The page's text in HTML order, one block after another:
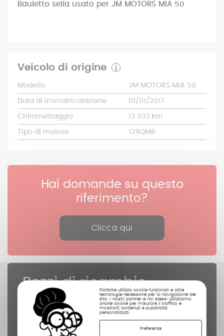
Partbike utilizza cookie funzionali e altre
tecnologie necessarie per la navigazione del
sito. I nostri partner e noi stessi utilizziamo
anche cookie per misurare il traffico e
mostrarti contenuti e pubblicità
personalizzati.
Preferenze
Bauletto sella usato per JM MOTORS MIA 50
Veicolo di origine
Modello JM MOTORS MIA 50
Data di immatricolazione 01/01/2017
Chilometraggio 13 933 km
Tipo di motore 139QMB
Hai domande su questo
riferimento?
Clicca qui
Pezzi di ricambio
controllate
pulite
fotografate